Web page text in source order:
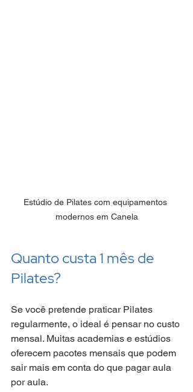
Estúdio de Pilates com equipamentos
modernos em Canela
Quanto custa 1 mês de
Pilates?
Se você pretende praticar Pilates
regularmente, o ideal é pensar no custo
mensal. Muitas academias e estúdios
oferecem pacotes mensais que podem
sair mais em conta do que pagar aula
por aula.